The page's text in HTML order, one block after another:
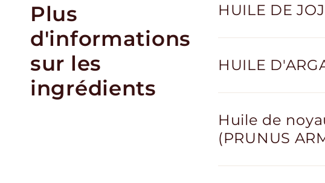
Plus
d'informations
sur les
ingrédients
HUILE DE
HUILE
Huile de
(PRUNUS